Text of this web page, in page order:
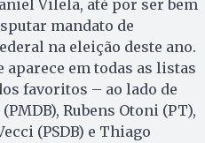
Vilela, até por ser bem
mandato de
na eleição deste ano.
aparece em todas as listas
favoritos – ao lado de
Rubens Otoni (PT),
(PSDB) e Thiago